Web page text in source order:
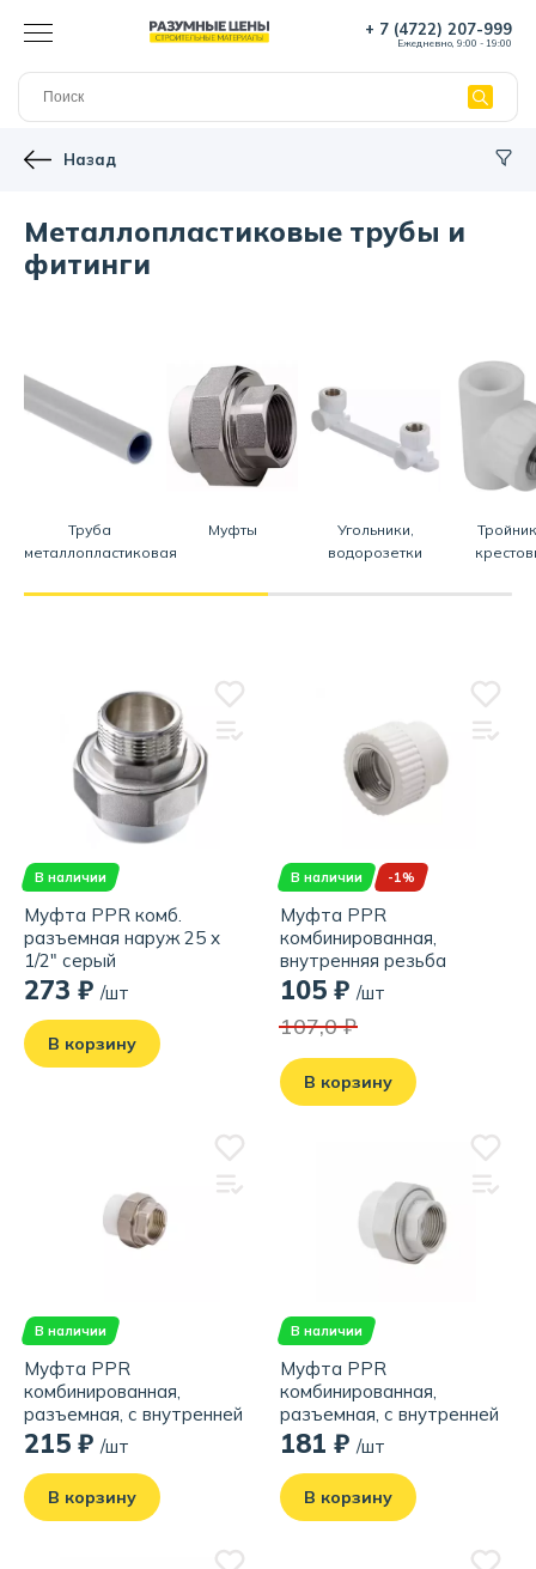
+ 7 (4722) 207-999
Ежедневно, 9:00 - 19:00
Назад
Металлопластиковые трубы и
фитинги
Труба
металлопластиковая
Муфты
Угольники,
водорозетки
В наличии
Муфта PPR комб.
разъемная наруж 25 х
1/2" серый
273 ₽ /шт
В корзину
В наличии -1%
Муфта PPR
комбинированная,
внутренняя резьба
25х3/4", белая
105 ₽ /шт
107,0 ₽
В корзину
В наличии
Муфта PPR
комбинированная,
разъемная, с внутренней
резьбой 20х1/2", белая
215 ₽ /шт
В корзину
В наличии
Муфта PPR
комбинированная,
разъемная, с внутренней
резьбой 20х3/4", белая
181 ₽ /шт
В корзину